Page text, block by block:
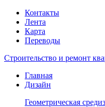
Контакты
Лента
Карта
Переводы
Строительство и ремонт
Главная
Дизайн
Геометрическая